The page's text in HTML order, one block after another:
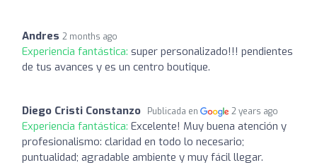
Andres 2 months ago
Experiencia fantástica: super personalizado!!! pendientes
de tus avances y es un centro boutique.
Diego Cristi Constanzo Publicada en 2 years ago
Experiencia fantástica: Excelente! Muy buena atención y
profesionalismo: claridad en todo lo necesario;
puntualidad; agradable ambiente y muy fácil llegar.